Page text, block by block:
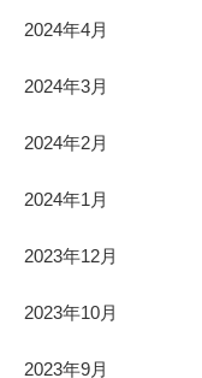
2024年4月
2024年3月
2024年2月
2024年1月
2023年12月
2023年10月
2023年9月